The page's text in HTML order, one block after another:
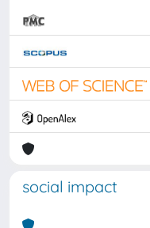
social impact